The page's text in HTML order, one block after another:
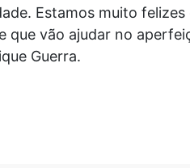
Estamos muito
que vão ajudar no
Guerra.